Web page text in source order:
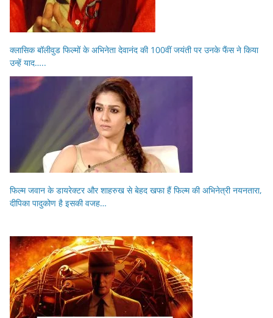
क्लासिक बॉलीवुड फिल्मों के अभिनेता देवानंद की 100वीं जयंती पर उनके फैंस ने किया
उन्हें याद…..
फिल्म जवान के डायरेक्टर और शाहरुख से बेहद खफा हैं फिल्म की अभिनेत्री नयनतारा,
दीपिका पादुकोण है इसकी वजह…